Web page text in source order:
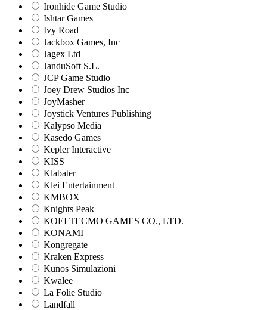
Ironhide Game Studio
Ishtar Games
Ivy Road
Jackbox Games, Inc
Jagex Ltd
JanduSoft S.L.
JCP Game Studio
Joey Drew Studios Inc
JoyMasher
Joystick Ventures Publishing
Kalypso Media
Kasedo Games
Kepler Interactive
KISS
Klabater
Klei Entertainment
KMBOX
Knights Peak
KOEI TECMO GAMES CO., LTD.
KONAMI
Kongregate
Kraken Express
Kunos Simulazioni
Kwalee
La Folie Studio
Landfall